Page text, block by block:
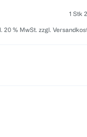
1 Stk
20 % MwSt. zzgl.